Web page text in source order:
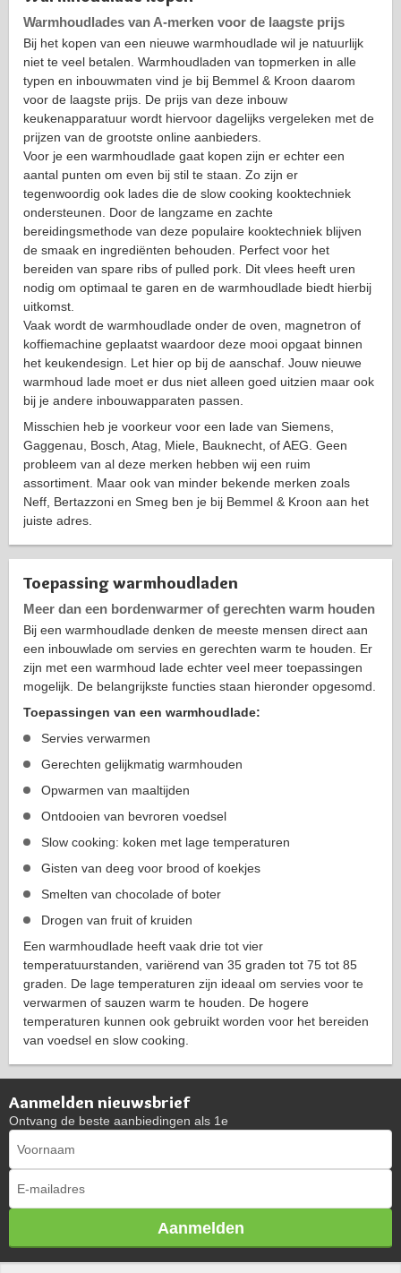
Warmhoudlades van A-merken voor de laagste prijs
Bij het kopen van een nieuwe warmhoudlade wil je natuurlijk
niet te veel betalen. Warmhoudladen van topmerken in alle
typen en inbouwmaten vind je bij Bemmel & Kroon daarom
voor de laagste prijs. De prijs van deze inbouw
keukenapparatuur wordt hiervoor dagelijks vergeleken met de
prijzen van de grootste online aanbieders.
Voor je een warmhoudlade gaat kopen zijn er echter een
aantal punten om even bij stil te staan. Zo zijn er
tegenwoordig ook lades die de slow cooking kooktechniek
ondersteunen. Door de langzame en zachte
bereidingsmethode van deze populaire kooktechniek blijven
de smaak en ingrediënten behouden. Perfect voor het
bereiden van spare ribs of pulled pork. Dit vlees heeft uren
nodig om optimaal te garen en de warmhoudlade biedt hierbij
uitkomst.
Vaak wordt de warmhoudlade onder de oven, magnetron of
koffiemachine geplaatst waardoor deze mooi opgaat binnen
het keukendesign. Let hier op bij de aanschaf. Jouw nieuwe
warmhoud lade moet er dus niet alleen goed uitzien maar ook
bij je andere inbouwapparaten passen.
Misschien heb je voorkeur voor een lade van Siemens,
Gaggenau, Bosch, Atag, Miele, Bauknecht, of AEG. Geen
probleem van al deze merken hebben wij een ruim
assortiment. Maar ook van minder bekende merken zoals
Neff, Bertazzoni en Smeg ben je bij Bemmel & Kroon aan het
juiste adres.
Toepassing warmhoudladen
Meer dan een bordenwarmer of gerechten warm houden
Bij een warmhoudlade denken de meeste mensen direct aan
een inbouwlade om servies en gerechten warm te houden. Er
zijn met een warmhoud lade echter veel meer toepassingen
mogelijk. De belangrijkste functies staan hieronder opgesomd.
Toepassingen van een warmhoudlade:
Servies verwarmen
Gerechten gelijkmatig warmhouden
Opwarmen van maaltijden
Ontdooien van bevroren voedsel
Slow cooking: koken met lage temperaturen
Gisten van deeg voor brood of koekjes
Smelten van chocolade of boter
Drogen van fruit of kruiden
Een warmhoudlade heeft vaak drie tot vier
temperatuurstanden, variërend van 35 graden tot 75 tot 85
graden. De lage temperaturen zijn ideaal om servies voor te
verwarmen of sauzen warm te houden. De hogere
temperaturen kunnen ook gebruikt worden voor het bereiden
van voedsel en slow cooking.
Aanmelden nieuwsbrief
Ontvang de beste aanbiedingen als 1e
Aanmelden